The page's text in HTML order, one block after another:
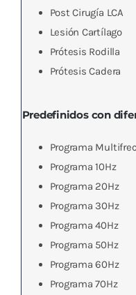
Post Cirugía LCA
Lesión Cartílago
Prótesis Rodilla
Prótesis Cadera
Predefinidos con
Programa
Programa 10Hz
Programa 20Hz
Programa 30Hz
Programa 40Hz
Programa 50Hz
Programa 60Hz
Programa 70Hz